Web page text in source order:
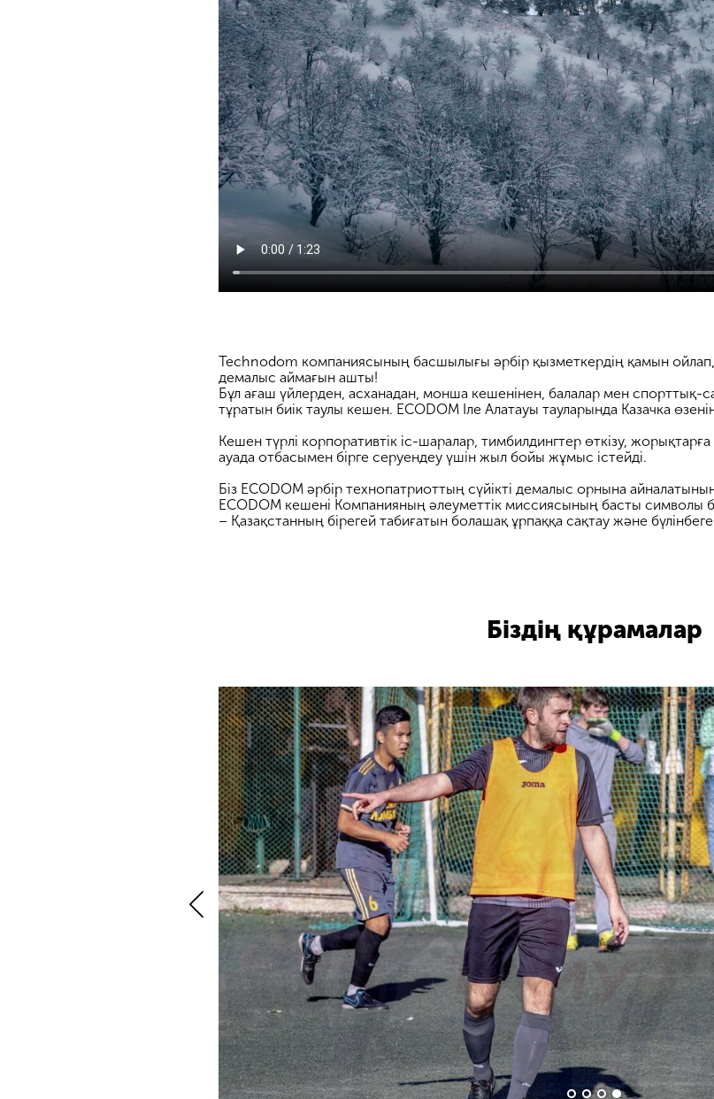
Technodom компаниясының басшылығы әрбір қызметкердің қамын ойлап,
демалыс аймағын ашты!
Бұл ағаш үйлерден, асханадан, монша кешенінен, балалар мен спорттық-
тұратын биік таулы кешен. ECODOM Іле Алатауы тауларында Казачка
Кешен түрлі корпоративтік іс-шаралар, тимбилдингтер өткізу,
ауада отбасымен бірге серуендеу үшін жыл бойы жұмыс істейді.
Біз ECODOM әрбір технопатриоттың сүйікті демалыс орнына
ECODOM кешені Компанияның әлеуметтік миссиясының басты
– Қазақстанның бірегей табиғатын болашақ ұрпаққа сақтау және
Біздің құрамалар